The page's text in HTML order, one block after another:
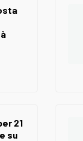
21
su